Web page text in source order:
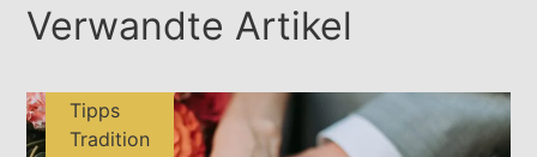
Verwandte Artikel
Tipps
Tradition